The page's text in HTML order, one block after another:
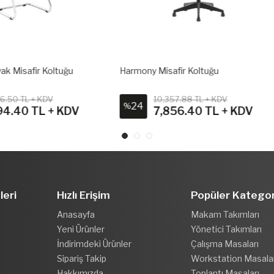
Misafir Koltuğu
10,357.88 TL + KDV
7,856.40 TL + KDV
Harmony Z Ayak Misafir Koltuğu
%27
10,530 TL + KDV
7,694.40 TL + KDV
Hızlı Erişim
Anasayfa
Yeni Ürünler
İndirimdeki Ürünler
Sipariş Takip
Popüler
Makam Takımları
Yönetici Takımları
Çalışma Masaları
Workstation